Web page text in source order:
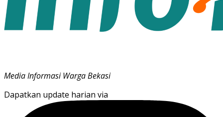
Media Informasi Warga Bekasi
Dapatkan update harian via